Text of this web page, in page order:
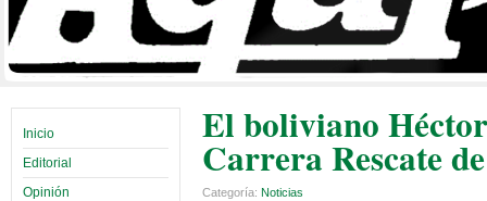
Inicio
Editorial
Opinión
El boliviano
Carrera Rescate
Categoría: Noticias